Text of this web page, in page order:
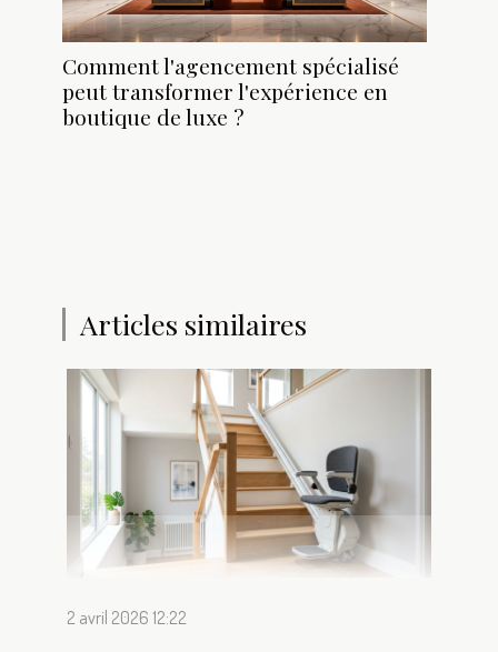
Comment l'agencement spécialisé
peut transformer l'expérience en
boutique de luxe ?
Articles similaires
2 avril 2026 12:22